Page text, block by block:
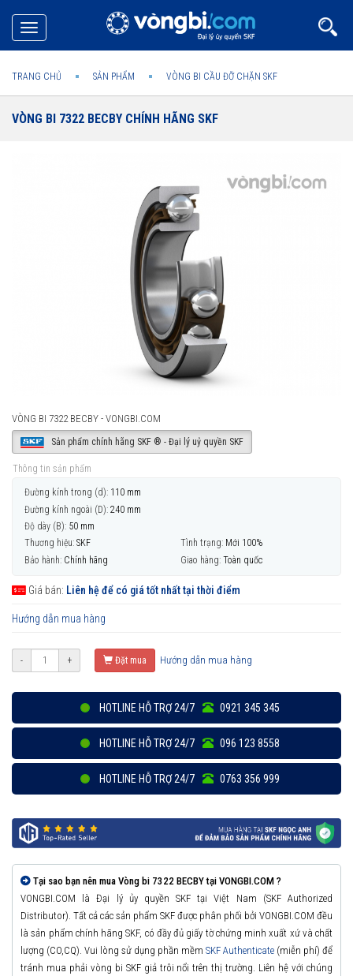
Toggle
navigation
TRANG CHỦ SẢN PHẨM VÒNG BI CẦU ĐỠ CHẶN SKF
VÒNG BI 7322 BECBY CHÍNH HÃNG SKF
VÒNG BI 7322 BECBY - VONGBI.COM
Sản phẩm chính hãng SKF ® - Đại lý uỷ quyền SKF
Thông tin sản phẩm
Đường kính trong (d): 110 mm
Đường kính ngoài (D): 240 mm
Độ dày (B): 50 mm
Thương hiệu: SKF Tình trạng: Mới 100%
Bảo hành: Chính hãng Giao hàng: Toàn quốc
Giá bán: Liên hệ để có giá tốt nhất tại thời điểm
Hướng dẫn mua hàng
- + Đặt mua Hướng dẫn mua hàng
HOTLINE HỖ TRỢ 24/7 0921 345 345
HOTLINE HỖ TRỢ 24/7 096 123 8558
HOTLINE HỖ TRỢ 24/7 0763 356 999
Tại sao bạn nên mua Vòng bi 7322 BECBY tại VONGBI.COM ?
VONGBI.COM là Đại lý ủy quyền SKF tại Việt Nam (SKF Authorized
Distributor). Tất cả các sản phẩm SKF được phân phối bởi VONGBI.COM đều
là sản phẩm chính hãng SKF, có đầy đủ giấy tờ chứng minh xuất xứ và chất
lượng (CO,CQ). Vui lòng sử dụng phần mềm SKF Authenticate (miễn phí) để
tránh mua phải vòng bi SKF giả trôi nổi trên thị trường. Liên hệ với chúng